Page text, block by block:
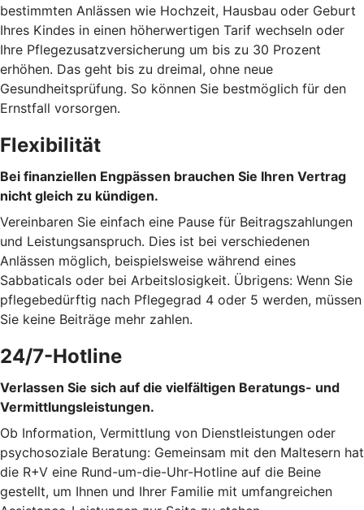
bestimmten Anlässen wie Hochzeit, Hausbau oder Geburt
Ihres Kindes in einen höherwertigen Tarif wechseln oder
Ihre Pflegezusatzversicherung um bis zu 30 Prozent
erhöhen. Das geht bis zu dreimal, ohne neue
Gesundheitsprüfung. So können Sie bestmöglich für den
Ernstfall vorsorgen.
Flexibilität
Bei finanziellen Engpässen brauchen Sie Ihren Vertrag
nicht gleich zu kündigen.
Vereinbaren Sie einfach eine Pause für Beitragszahlungen
und Leistungsanspruch. Dies ist bei verschiedenen
Anlässen möglich, beispielsweise während eines
Sabbaticals oder bei Arbeitslosigkeit. Übrigens: Wenn Sie
pflegebedürftig nach Pflegegrad 4 oder 5 werden, müssen
Sie keine Beiträge mehr zahlen.
24/7-Hotline
Verlassen Sie sich auf die vielfältigen Beratungs- und
Vermittlungsleistungen.
Ob Information, Vermittlung von Dienstleistungen oder
psychosoziale Beratung: Gemeinsam mit den Maltesern hat
die R+V eine Rund-um-die-Uhr-Hotline auf die Beine
gestellt, um Ihnen und Ihrer Familie mit umfangreichen